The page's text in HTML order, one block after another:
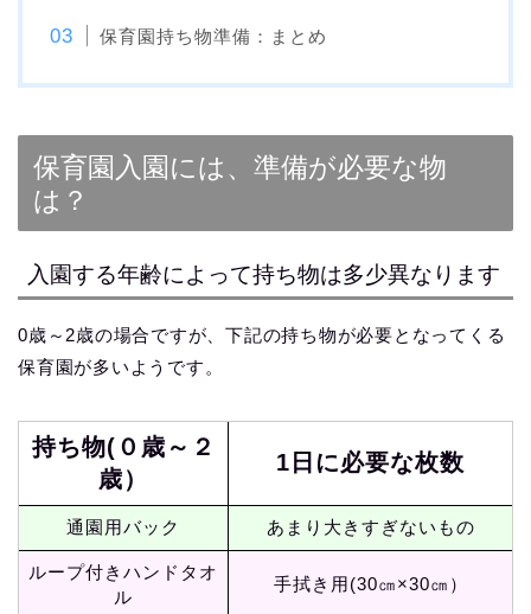
保育園持ち物準備：まとめ
保育園入園には、準備が必要な物
は？
入園する年齢によって持ち物は多少異なります
0歳～2歳の場合ですが、下記の持ち物が必要となってくる
保育園が多いようです。
持ち物(０歳～２
歳）
1日に必要な枚数
通園用バック あまり大きすぎないもの
ループ付きハンドタオ
ル
手拭き用(30㎝×30㎝）